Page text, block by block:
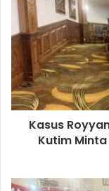
Kasus
Kutim